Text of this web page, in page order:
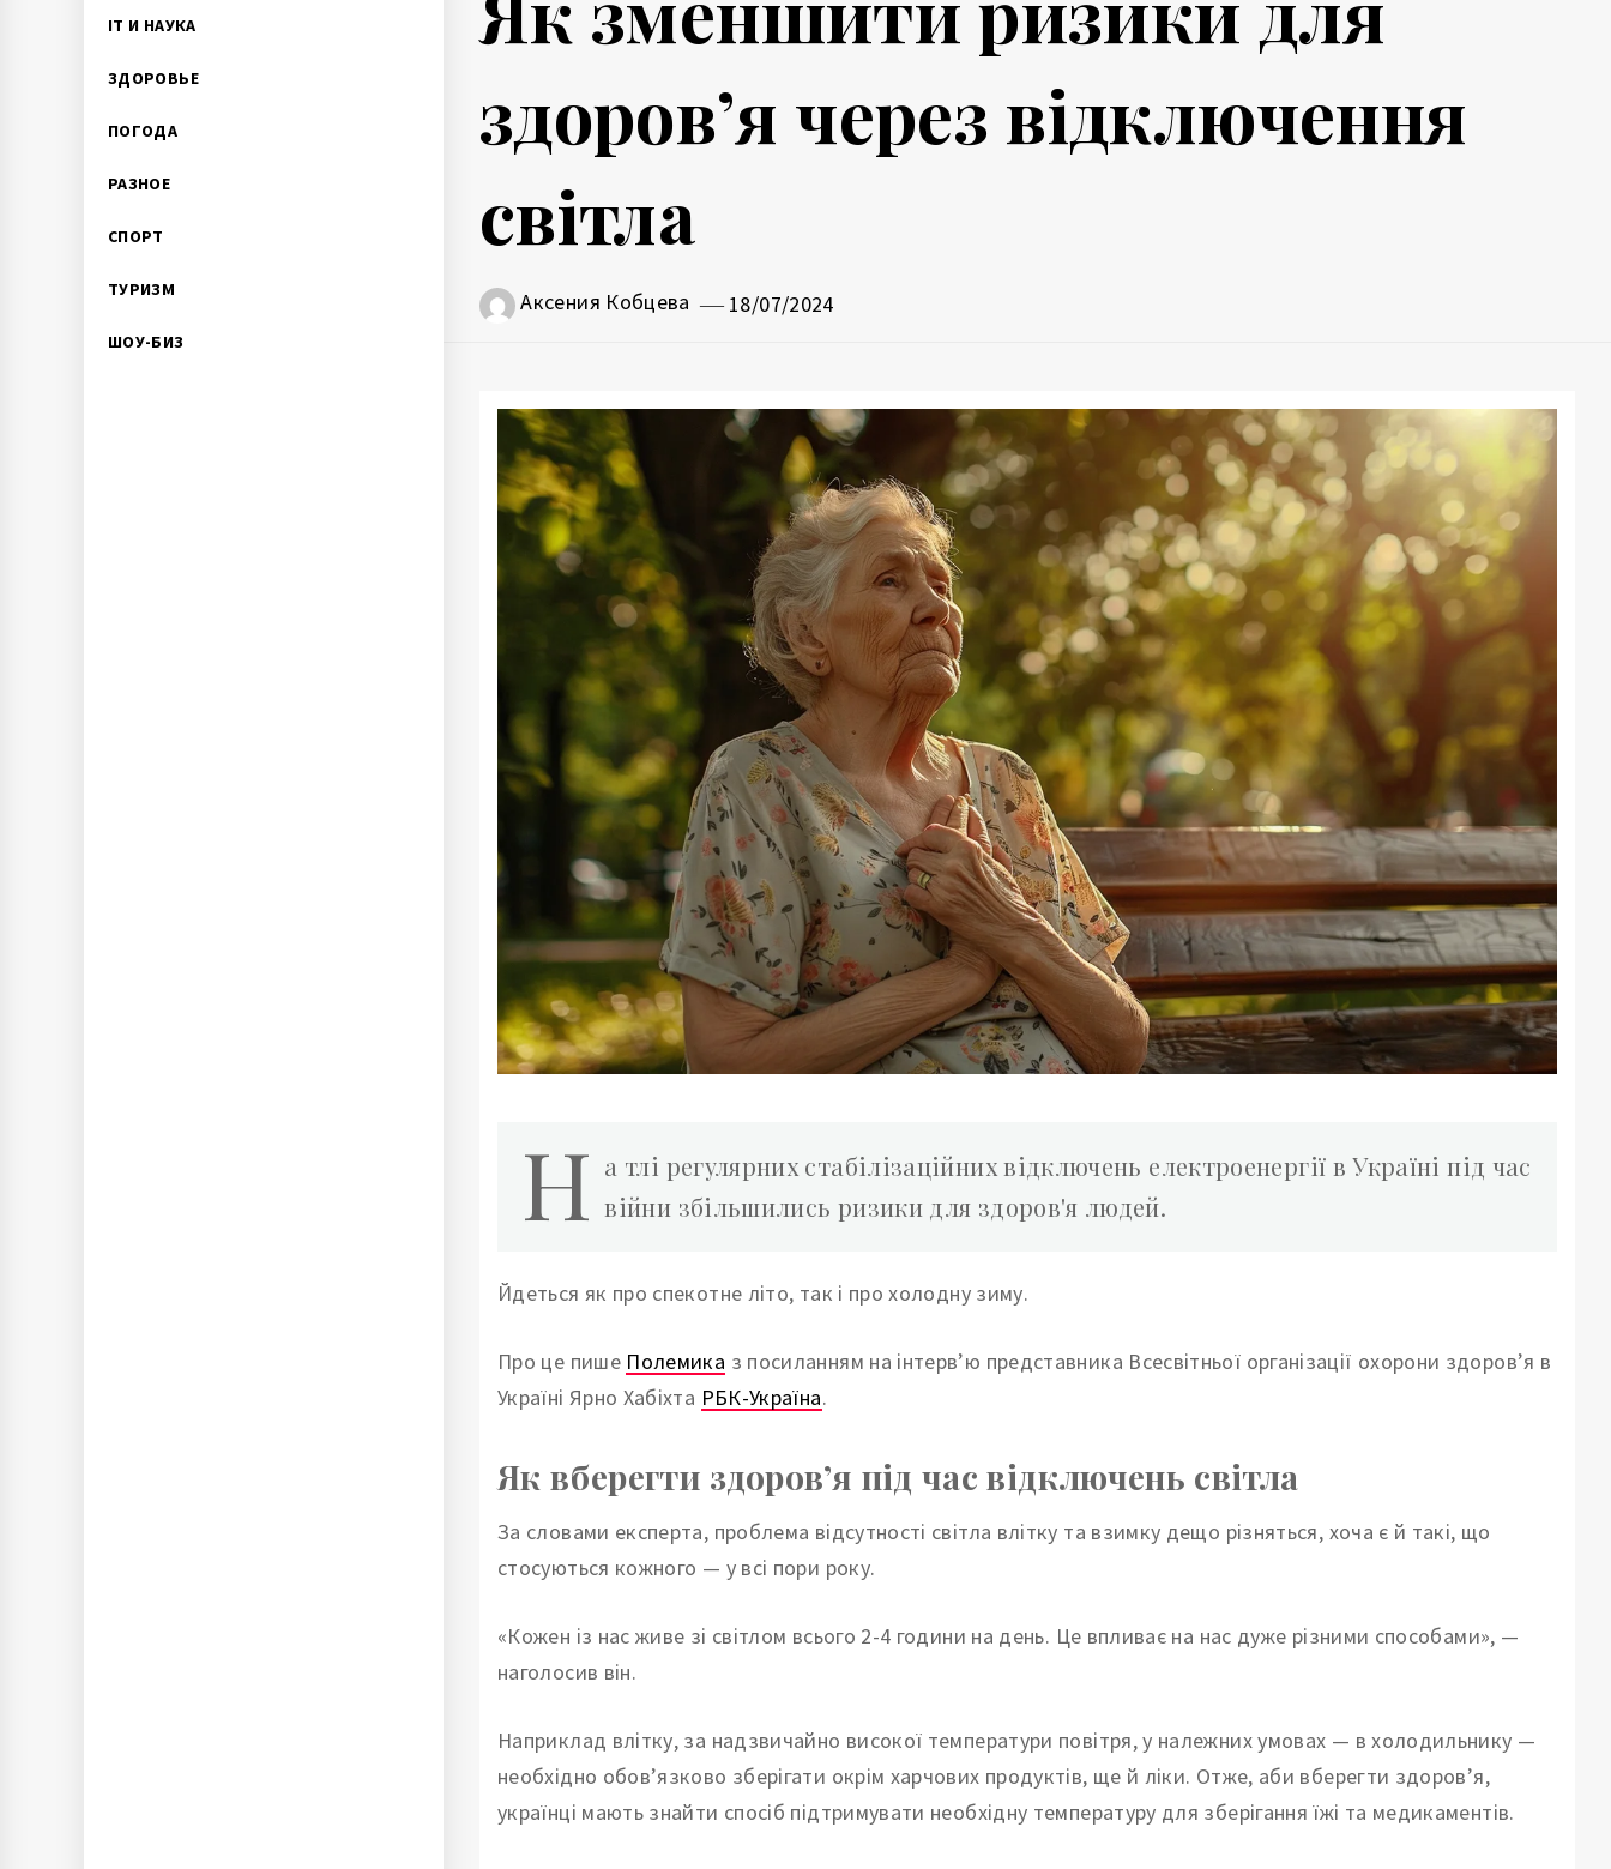
IT И НАУКА
ЗДОРОВЬЕ
ПОГОДА
РАЗНОЕ
СПОРТ
ТУРИЗМ
ШОУ-БИЗ
здоров’я через відключення
світла
Аксения Кобцева 18/07/2024
Н а тлі регулярних стабілізаційних відключень електроенергії в Україні під час
війни збільшились ризики для здоров'я людей.
Йдеться як про спекотне літо, так і про холодну зиму.
Про це пише Полемика з посиланням на інтерв’ю представника Всесвітньої організації охорони здоров’я в
Україні Ярно Хабіхта РБК-Україна.
Як вберегти здоров’я під час відключень світла
За словами експерта, проблема відсутності світла влітку та взимку дещо різняться, хоча є й такі, що
стосуються кожного — у всі пори року.
«Кожен із нас живе зі світлом всього 2-4 години на день. Це впливає на нас дуже різними способами», —
наголосив він.
Наприклад влітку, за надзвичайно високої температури повітря, у належних умовах — в холодильнику —
необхідно обов’язково зберігати окрім харчових продуктів, ще й ліки. Отже, аби вберегти здоров’я,
українці мають знайти спосіб підтримувати необхідну температуру для зберігання їжі та медикаментів.